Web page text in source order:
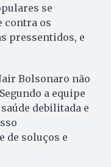
se
contra os
pressentidos, e
Bolsonaro não
a equipe
debilitada e
de soluços e